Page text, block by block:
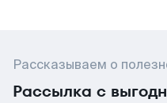
Рассказываем о
Рассылка с